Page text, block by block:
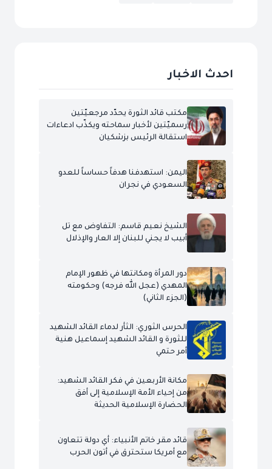
احدث الاخبار
مكتب قائد الثورة يحدّد مرجعيّتين
رسميّتين لأخبار سماحته ويكذّب ادعاءات
استقالة الرئيس بزشكيان
اليمن: استهدفنا هدفاً حساساً للعدو
السعودي في نجران
الشيخ نعيم قاسم: التفاوض مع تل
أبيب لا يجني للبنان إلا العار والإذلال
دور المرأة ومكانتها في ظهور الإمام
المهدي (عجل الله فرجه) وحكومته
(الجزء الثاني)
الحرس الثوري: الثأر لدماء القائد الشهيد
للثورة و القائد الشهيد إسماعيل هنية
أمر حتمي
مكانة الأربعين في فكر القائد الشهيد:
من إحياء الأمة الإسلامية إلى أفق
الحضارة الإسلامية الحديثة
قائد مقر خاتم الأنبياء: أي دولة تتعاون
مع أمريكا ستحترق في أتون الحرب